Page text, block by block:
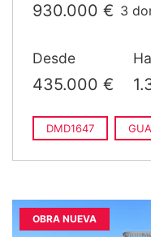
930.000 € 3
Desde
435.000 €
DMD1647
OBRA NUEVA